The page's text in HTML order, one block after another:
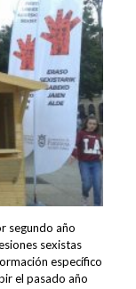
segundo año
sexistas
específico
el pasado año